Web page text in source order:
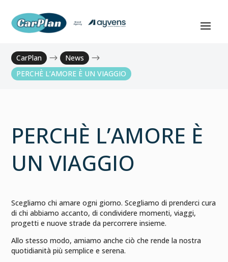
CarPlan $ News $
PERCHÈ L’AMORE È UN VIAGGIO
PERCHÈ L’AMORE È
UN VIAGGIO
Scegliamo chi amare ogni giorno. Scegliamo di prenderci cura
di chi abbiamo accanto, di condividere momenti, viaggi,
progetti e nuove strade da percorrere insieme.
Allo stesso modo, amiamo anche ciò che rende la nostra
quotidianità più semplice e serena.